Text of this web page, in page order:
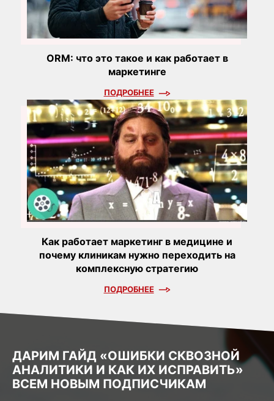
ORM: что это такое и как работает в
маркетинге
ПОДРОБНЕЕ
Как работает маркетинг в медицине и
почему клиникам нужно переходить на
комплексную стратегию
ПОДРОБНЕЕ
ДАРИМ ГАЙД «ОШИБКИ СКВОЗНОЙ
АНАЛИТИКИ И КАК ИХ ИСПРАВИТЬ»
ВСЕМ НОВЫМ ПОДПИСЧИКАМ